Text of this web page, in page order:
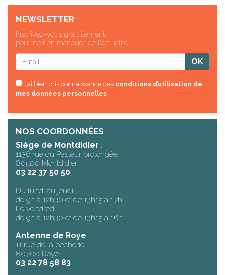
NEWSLETTER
Inscrivez-vous gratuitement
pour ne rien manquer de l'actualité
J’ai bien pris connaissance des conditions d’utilisation de
mes données personnelles
NOS COORDONNÉES
Siège de Montdidier :
1136 rue du Pasteur prolongée
80500 Montdidier
03 22 37 50 50
Du lundi au jeudi
de 9h à 12h30 et de 13h15 à 17h
Le vendredi
de 9h à 12h30 et de 13h15 à 16h
Antenne de Roye :
11 rue de la pêcherie
80700 Roye
03 22 78 58 83